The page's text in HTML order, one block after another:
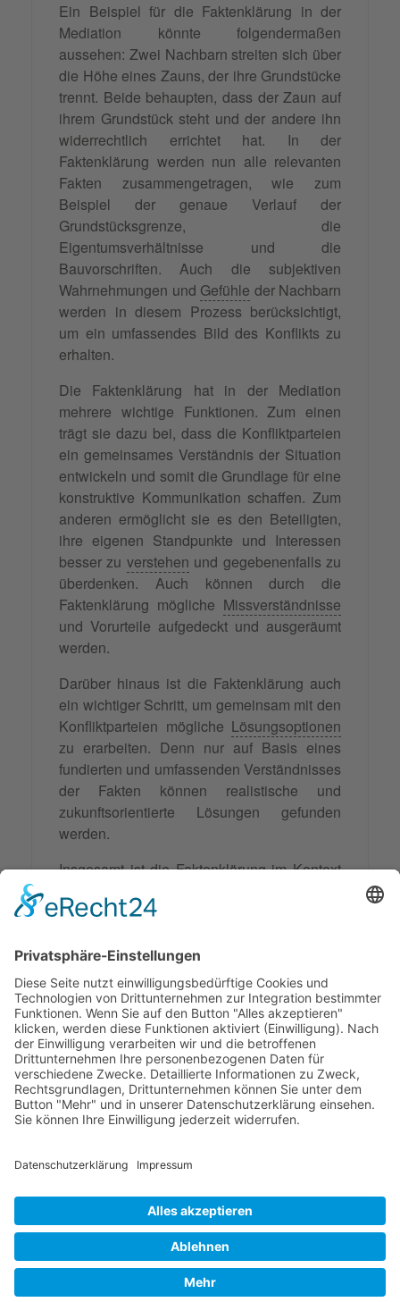
Ein Beispiel für die Faktenklärung in der
Mediation könnte folgendermaßen
aussehen: Zwei Nachbarn streiten sich über
die Höhe eines Zauns, der ihre Grundstücke
trennt. Beide behaupten, dass der Zaun auf
ihrem Grundstück steht und der andere ihn
widerrechtlich errichtet hat. In der
Faktenklärung werden nun alle relevanten
Fakten zusammengetragen, wie zum
Beispiel der genaue Verlauf der
Grundstücksgrenze, die
Eigentumsverhältnisse und die
Bauvorschriften. Auch die subjektiven
Wahrnehmungen und Gefühle der Nachbarn
werden in diesem Prozess berücksichtigt,
um ein umfassendes Bild des Konflikts zu
erhalten.
Die Faktenklärung hat in der Mediation
mehrere wichtige Funktionen. Zum einen
trägt sie dazu bei, dass die Konfliktparteien
ein gemeinsames Verständnis der Situation
entwickeln und somit die Grundlage für eine
konstruktive Kommunikation schaffen. Zum
anderen ermöglicht sie es den Beteiligten,
ihre eigenen Standpunkte und Interessen
besser zu verstehen und gegebenenfalls zu
überdenken. Auch können durch die
Faktenklärung mögliche Missverständnisse
und Vorurteile aufgedeckt und ausgeräumt
werden.
Darüber hinaus ist die Faktenklärung auch
ein wichtiger Schritt, um gemeinsam mit den
Konfliktparteien mögliche Lösungsoptionen
zu erarbeiten. Denn nur auf Basis eines
fundierten und umfassenden Verständnisses
der Fakten können realistische und
zukunftsorientierte Lösungen gefunden
werden.
Insgesamt ist die Faktenklärung im Kontext
Bestandteil, um Konflikte auf konstruktive
ermöglicht es den Beteiligten, sich auf einer
gemeinsamen Faktenbasis zu begegnen
und gemeinsam nach Lösungen zu suchen,
die für alle Seiten akzeptabel sind.
© 2026 Frank Hartung Ihr Mediator bei Konflikten in Familie,
Frank Hartung - Familien- und Wirtschaftsmediator
263 Bewertungen auf ProvenExpert.com